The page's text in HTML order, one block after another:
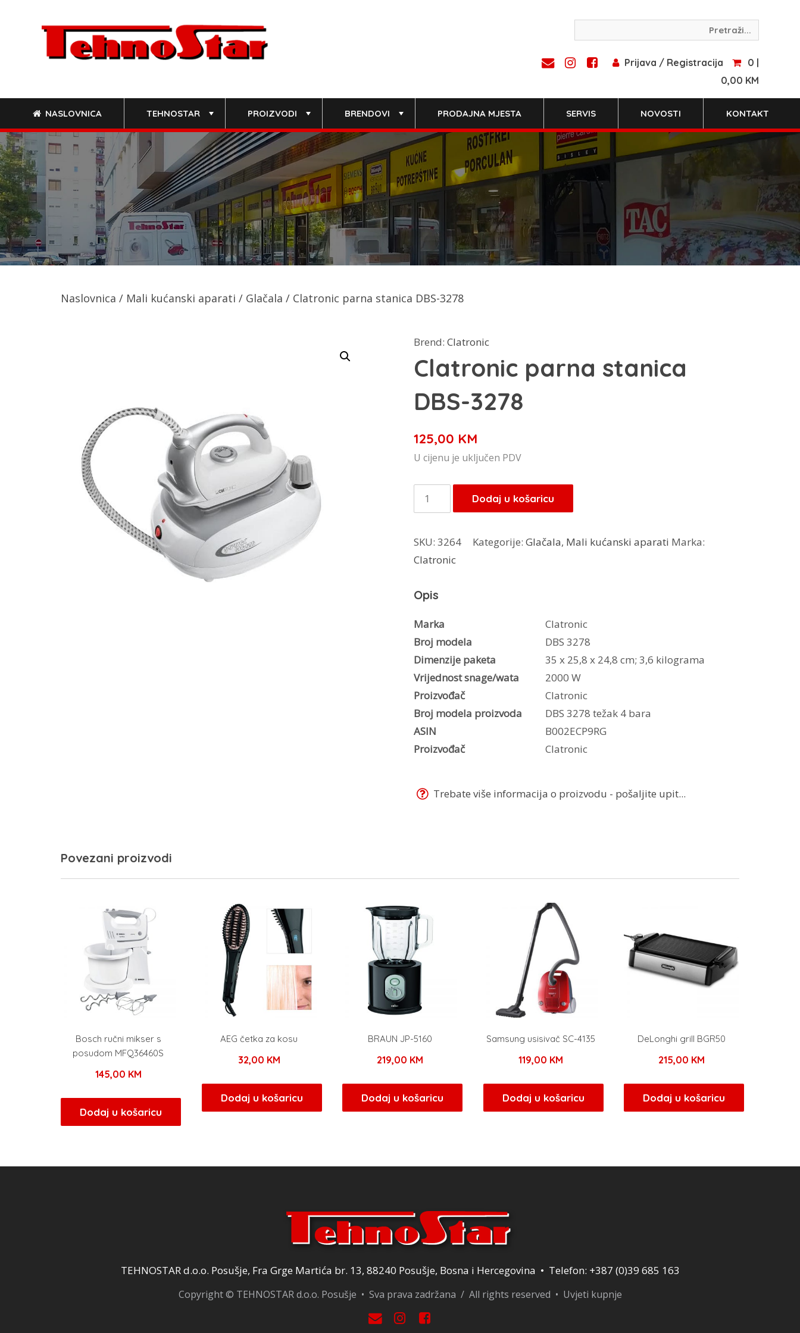
Prijava / Registracija
0 |
0,00 KM
NASLOVNICA TEHNOSTAR PROIZVODI BRENDOVI PRODAJNA MJESTA SERVIS NOVOSTI KONTAKT
Naslovnica / Mali kućanski aparati / Glačala / Clatronic parna stanica DBS-3278
Brend: Clatronic
Clatronic parna stanica
DBS-3278
125,00 KM
U cijenu je uključen PDV
Clatronic
parna
DBS-
3278
Dodaj u košaricu
SKU: 3264 Kategorije: Glačala, Mali kućanski aparati Marka:
Clatronic
Opis
Marka
Clatronic
Broj modela
DBS 3278
Dimenzije paketa
‎35 x 25,8 x 24,8 cm; 3,6 kilograma
Vrijednost snage/wata
2000 W
Proizvođač
Clatronic
Broj modela proizvoda
DBS 3278 težak 4 bara
ASIN
‎B002ECP9RG
Proizvođač
Clatronic
Trebate više informacija o proizvodu - pošaljite upit...
Povezani proizvodi
Bosch ručni mikser s
posudom MFQ36460S
145,00 KM
Dodaj u košaricu
AEG četka za kosu
32,00 KM
Dodaj u košaricu
BRAUN JP-5160
219,00 KM
Dodaj u košaricu
Samsung usisivač SC-4135
119,00 KM
Dodaj u košaricu
DeLonghi grill BGR50
215,00 KM
Dodaj u košaricu
TEHNOSTAR d.o.o. Posušje, Fra Grge Martića br. 13, 88240 Posušje, Bosna i Hercegovina • Telefon: +387 (0)39 685 163
Copyright © TEHNOSTAR d.o.o. Posušje • Sva prava zadržana / All rights reserved • Uvjeti kupnje